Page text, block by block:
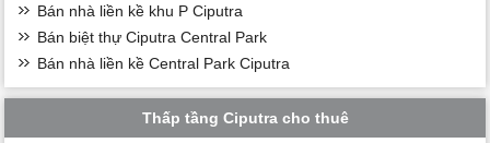
Bán nhà liền kề khu P Ciputra
Bán biệt thự Ciputra Central Park
Bán nhà liền kề Central Park Ciputra
Thấp tầng Ciputra cho thuê